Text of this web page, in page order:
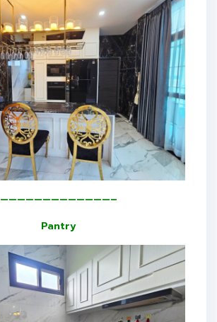
—————————————–
Pantry